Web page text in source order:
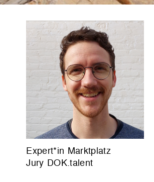
Expert*in Marktplatz
Jury DOK.talent